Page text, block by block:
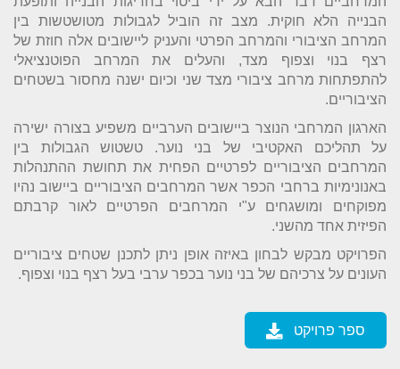
הבנייה הלא חוקית. מצב זה הוביל לגבולות מטושטשות בין
המרחב הציבורי והמרחב הפרטי והעניק ליישובים אלה חוזת של
רצף בנוי וצפוף מצד, והעלים את המרחב הפוטנציאלי
להתפתחות מרחב ציבורי מצד שני וכיום ישנה מחסור בשטחים
הציבוריים.
הארגון המרחבי הנוצר ביישובים הערביים משפיע בצורה ישירה
על תהליכם האקטיבי של בני נוער. טשטוש הגבולות בין
המרחבים הציבוריים לפרטיים הפחית את תחושת ההתנהלות
באנונימיות ברחבי הכפר אשר המרחבים הציבוריים ביישוב נהיו
מפוקחים ומושגחים ע"י המרחבים הפרטיים לאור קרבתם
הפיזית אחד מהשני.
הפרויקט מבקש לבחון באיזה אופן ניתן לתכנן שטחים ציבוריים
העונים על צרכיהם של בני נוער בכפר ערבי בעל רצף בנוי וצפוף.
ספר פרויקט